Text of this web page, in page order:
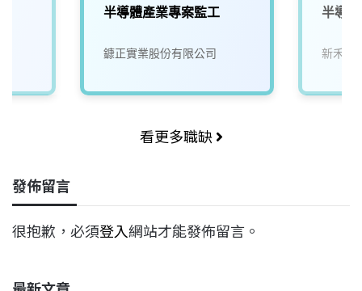
半導體產業專案監工
鏮正實業股份有限公司
半導
新禾應
看更多職缺
發佈留言
很抱歉，必須登入網站才能發佈留言。